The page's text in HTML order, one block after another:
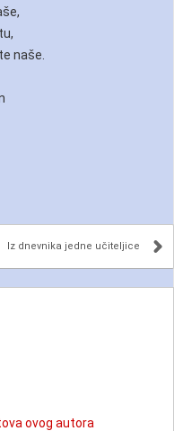
naše.
Iz dnevnika jedne učiteljice
ovog autora